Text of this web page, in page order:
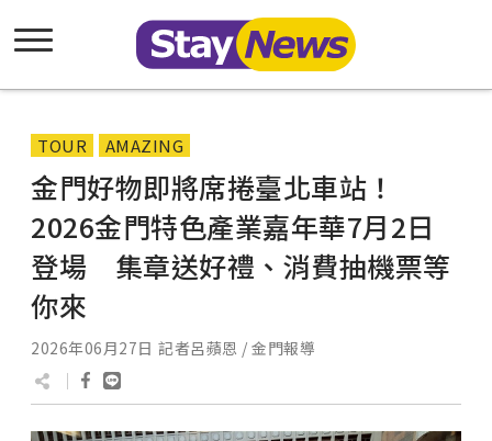
TOUR AMAZING
金門好物即將席捲臺北車站！
2026金門特色產業嘉年華7月2日
登場 集章送好禮、消費抽機票等
你來
2026年06月27日 記者呂蘋恩 / 金門報導